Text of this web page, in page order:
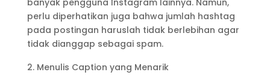
banyak pengguna Instagram lainnya. Namun,
perlu diperhatikan juga bahwa jumlah hashtag
pada postingan haruslah tidak berlebihan agar
tidak dianggap sebagai spam.
Menulis Caption yang Menarik